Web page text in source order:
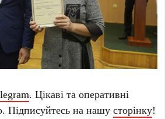
. Цікаві та оперативні
Підписуйтесь на нашусторінку!